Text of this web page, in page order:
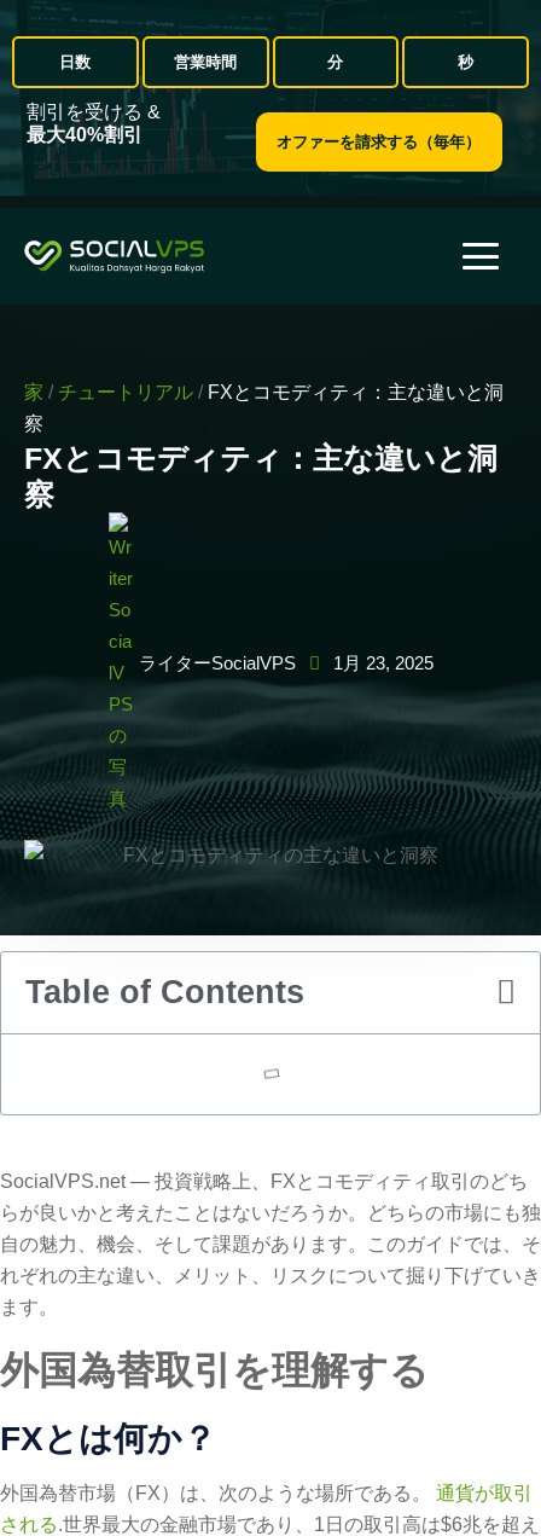
日数 営業時間 分 秒
割引を受ける &
最大40%割引
オファーを請求する（毎年）
家 / チュートリアル /FXとコモディティ：主な違いと洞
察
FXとコモディティ：主な違いと洞
察
ライターSocialVPS 1月 23, 2025
Table of Contents
SocialVPS.net — 投資戦略上、FXとコモディティ取引のどち
らが良いかと考えたことはないだろうか。どちらの市場にも独
自の魅力、機会、そして課題があります。このガイドでは、そ
れぞれの主な違い、メリット、リスクについて掘り下げていき
ます。
外国為替取引を理解する
FXとは何か？
外国為替市場（FX）は、次のような場所である。 通貨が取引
される.世界最大の金融市場であり、1日の取引高は$6兆を超え